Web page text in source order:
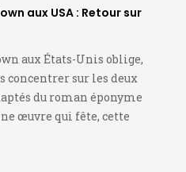
aux USA : Retour sur
aux États-Unis oblige,
concentrer sur les deux
du roman éponyme
œuvre qui fête, cette